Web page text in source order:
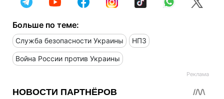
Больше по теме:
Служба безопасности Украины НПЗ
Война России против Украины